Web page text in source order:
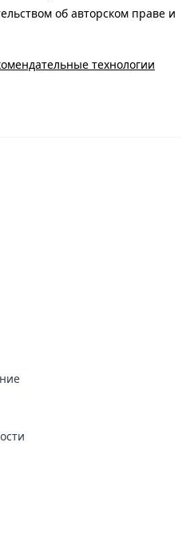
об авторском праве и
технологии